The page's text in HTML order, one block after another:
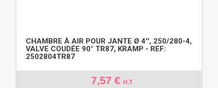
CHAMBRE À AIR POUR JANTE Ø 4'', 250/280-4,
VALVE COUDÉE 90° TR87, KRAMP - REF:
2502804TR87
7,57 € H.T